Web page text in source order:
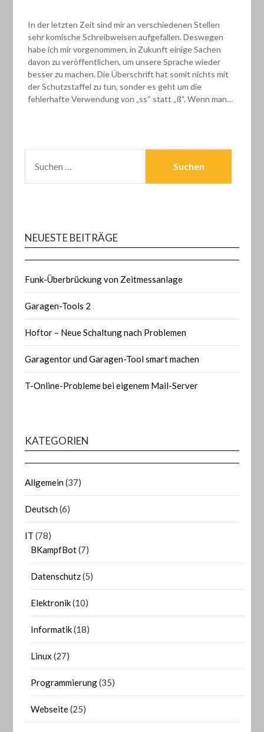
In der letzten Zeit sind mir an verschiedenen Stellen
sehr komische Schreibweisen aufgefallen. Deswegen
habe ich mir vorgenommen, in Zukunft einige Sachen
davon zu veröffentlichen, um unsere Sprache wieder
besser zu machen. Die Überschrift hat somit nichts mit
der Schutzstaffel zu tun, sonder es geht um die
fehlerhafte Verwendung von „ss“ statt „ß“. Wenn man…
NACH:
NEUESTE BEITRÄGE
Funk-Überbrückung von Zeitmessanlage
Garagen-Tools 2
Hoftor – Neue Schaltung nach Problemen
Garagentor und Garagen-Tool smart machen
T-Online-Probleme bei eigenem Mail-Server
KATEGORIEN
Allgemein(37)
Deutsch(6)
IT (78)
BKampfBot(7)
Datenschutz(5)
Elektronik(10)
Informatik(18)
Linux (27)
Programmierung(35)
Webseite(25)